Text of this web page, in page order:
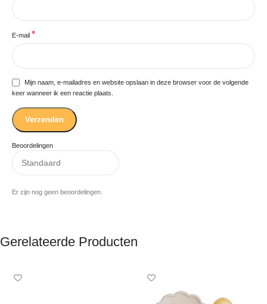
Beoordelingen
Er zijn nog geen beoordelingen.
E-mail *
Mijn naam, e-mailadres en website opslaan in deze browser voor de volgende
keer wanneer ik een reactie plaats.
Gerelateerde Producten